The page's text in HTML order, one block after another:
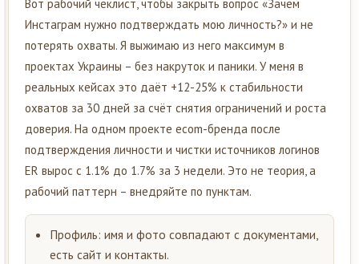
Вот рабочий чеклист, чтобы закрыть вопрос «Зачем
Инстаграм нужно подтверждать мою личность?» и не
потерять охваты. Я выжимаю из него максимум в
проектах Украины – без накруток и паники. У меня в
реальных кейсах это даёт +12-25% к стабильности
охватов за 30 дней за счёт снятия ограничений и роста
доверия. На одном проекте ecom-бренда после
подтверждения личности и чистки источников логинов
ER вырос с 1.1% до 1.7% за 3 недели. Это не теория, а
рабочий паттерн – внедряйте по пунктам.
Профиль: имя и фото совпадают с документами,
есть сайт и контакты.